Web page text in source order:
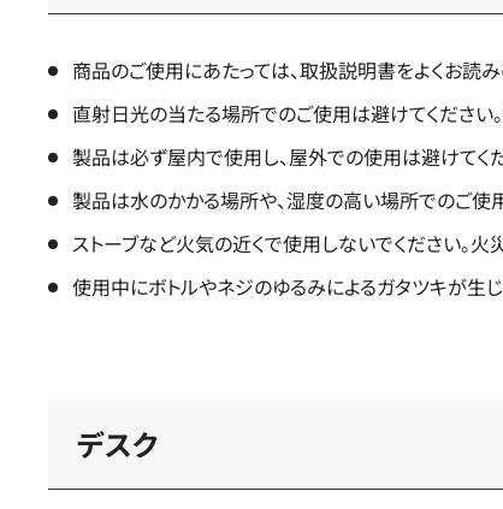
商品のご使用にあたっては、取扱説明書をよくお読み
直射日光の当たる場所でのご使用は避けてください
製品は必ず屋内で使用し、屋外での使用は避けてく
製品は水のかかる場所や、湿度の高い場所でのご使
ストーブなど火気の近くで使用しないでください。火
使用中にボトルやネジのゆるみによるガタツキが生
デスク